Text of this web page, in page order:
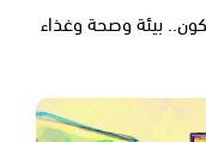
بيئة وصحة وغذاء